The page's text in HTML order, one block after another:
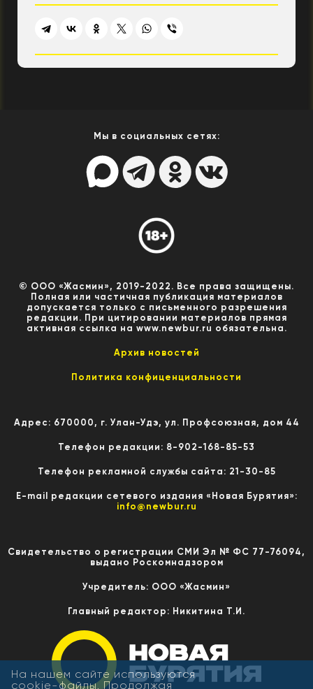
Мы в социальных сетях:
© ООО «Жасмин», 2019-2022. Все права защищены.
Полная или частичная публикация материалов
допускается только с письменного разрешения
редакции. При цитировании материалов прямая
активная ссылка на www.newbur.ru обязательна.
Архив новостей
Политика конфиценциальности
Адрес: 670000, г. Улан-Удэ, ул. Профсоюзная, дом 44
Телефон редакции: 8-902-168-85-53
Телефон рекламной службы сайта: 21-30-85
E-mail редакции сетевого издания «Новая Бурятия»:
info@newbur.ru
Свидетельство о регистрации СМИ Эл № ФС 77-76094,
выдано Роскомнадзором
Учредитель: ООО «Жасмин»
Главный редактор: Никитина Т.И.
На нашем сайте используются
cookie-файлы. Продолжая